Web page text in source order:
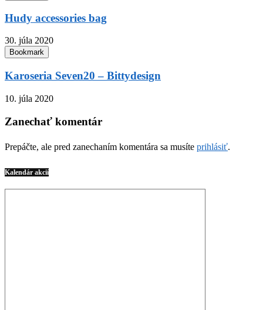
Hudy accessories bag
30. júla 2020
Bookmark
Karoseria Seven20 – Bittydesign
10. júla 2020
Zanechať komentár
Prepáčte, ale pred zanechaním komentára sa musíte prihlásiť.
Kalendár akcií